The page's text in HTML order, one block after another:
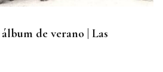
de verano | Las